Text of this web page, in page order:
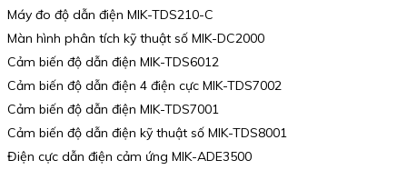
Máy đo độ dẫn điện MIK-TDS210-C
Màn hình phân tích kỹ thuật số MIK-DC2000
Cảm biến độ dẫn điện MIK-TDS6012
Cảm biến độ dẫn điện 4 điện cực MIK-TDS7002
Cảm biến độ dẫn điện MIK-TDS7001
Cảm biến độ dẫn điện kỹ thuật số MIK-TDS8001
Điện cực dẫn điện cảm ứng MIK-ADE3500